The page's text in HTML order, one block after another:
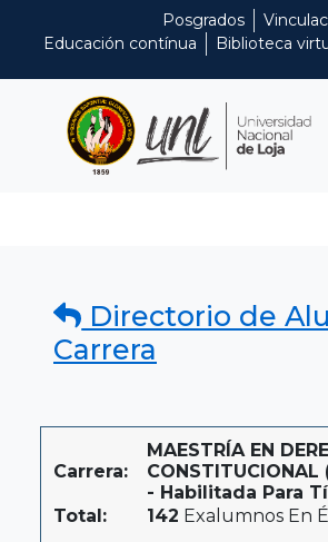
Posgrados
Educación contínua
Biblioteca
Directorio de
Carrera
Carrera:
MAESTRÍA EN
- Habilitada Para
Total:
142 Exalumnos En